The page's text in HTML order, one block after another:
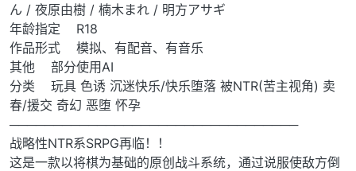
ん / 夜原由樹 / 楠木まれ / 明方アサギ
年龄指定 R18
作品形式 模拟、有配音、有音乐
其他 部分使用AI
分类 玩具 色诱 沉迷快乐/快乐堕落 被NTR(苦主视角) 卖
春/援交 奇幻 恶堕 怀孕
─────────────────────────────────
战略性NTR系SRPG再临！！
这是一款以将棋为基础的原创战斗系统，通过说服使敌方倒